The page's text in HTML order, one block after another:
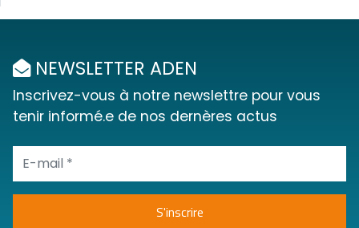
NEWSLETTER ADEN
Inscrivez-vous à notre newslettre pour vous
tenir informé.e de nos dernères actus